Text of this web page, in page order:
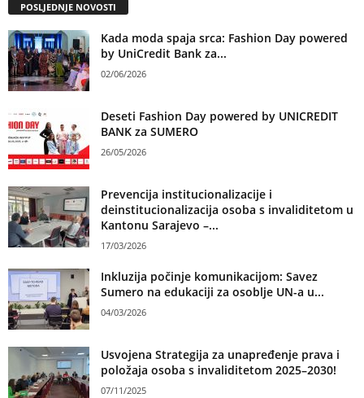
POSLJEDNJE NOVOSTI
Kada moda spaja srca: Fashion Day powered
by UniCredit Bank za...
02/06/2026
Deseti Fashion Day powered by UNICREDIT
BANK za SUMERO
26/05/2026
Prevencija institucionalizacije i
deinstitucionalizacija osoba s invaliditetom u
Kantonu Sarajevo –...
17/03/2026
Inkluzija počinje komunikacijom: Savez
Sumero na edukaciji za osoblje UN-a u...
04/03/2026
Usvojena Strategija za unapređenje prava i
položaja osoba s invaliditetom 2025–2030!
07/11/2025